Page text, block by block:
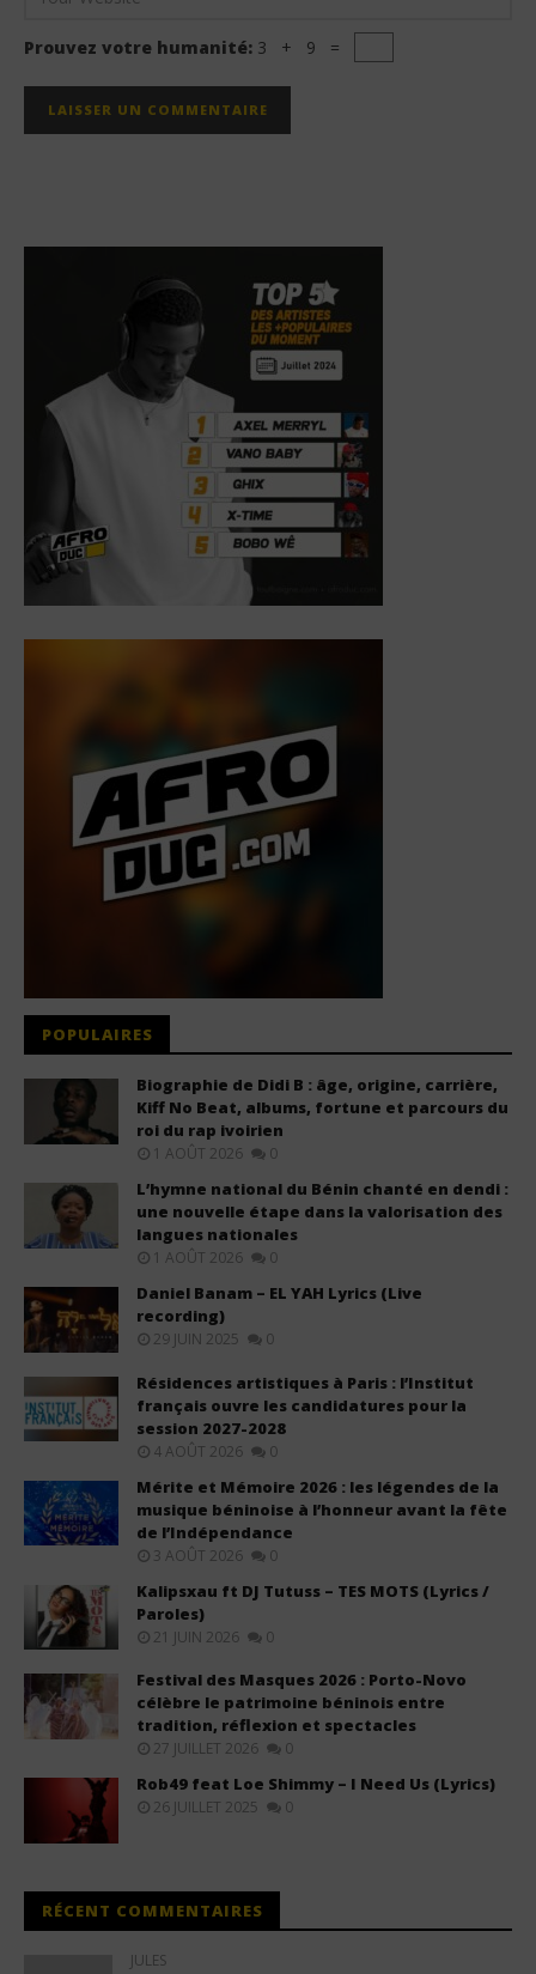
Prouvez votre humanité: 3 + 9 =
POPULAIRES
Biographie de Didi B : âge, origine, carrière,
Kiff No Beat, albums, fortune et parcours du
roi du rap ivoirien
1 AOÛT 2026 0
L’hymne national du Bénin chanté en dendi :
une nouvelle étape dans la valorisation des
langues nationales
1 AOÛT 2026 0
Daniel Banam – EL YAH Lyrics (Live
recording)
29 JUIN 2025 0
Résidences artistiques à Paris : l’Institut
français ouvre les candidatures pour la
session 2027-2028
4 AOÛT 2026 0
Mérite et Mémoire 2026 : les légendes de la
musique béninoise à l’honneur avant la fête
de l’Indépendance
3 AOÛT 2026 0
Kalipsxau ft DJ Tutuss – TES MOTS (Lyrics /
Paroles)
21 JUIN 2026 0
Festival des Masques 2026 : Porto-Novo
célèbre le patrimoine béninois entre
tradition, réflexion et spectacles
27 JUILLET 2026 0
Rob49 feat Loe Shimmy – I Need Us (Lyrics)
26 JUILLET 2025 0
RÉCENT COMMENTAIRES
JULES